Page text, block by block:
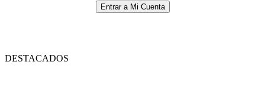
Entrar a Mi Cuenta
DESTACADOS